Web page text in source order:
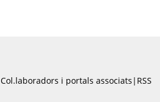
Col.laboradors i portals associats | RSS